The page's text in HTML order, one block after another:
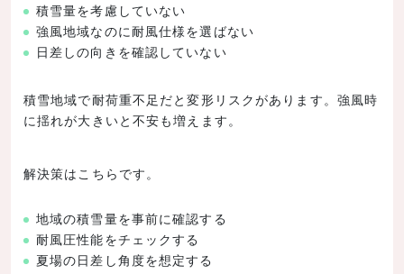
積雪量を考慮していない
強風地域なのに耐風仕様を選ばない
日差しの向きを確認していない
積雪地域で耐荷重不足だと変形リスクがあります。強風時
に揺れが大きいと不安も増えます。
解決策はこちらです。
地域の積雪量を事前に確認する
耐風圧性能をチェックする
夏場の日差し角度を想定する